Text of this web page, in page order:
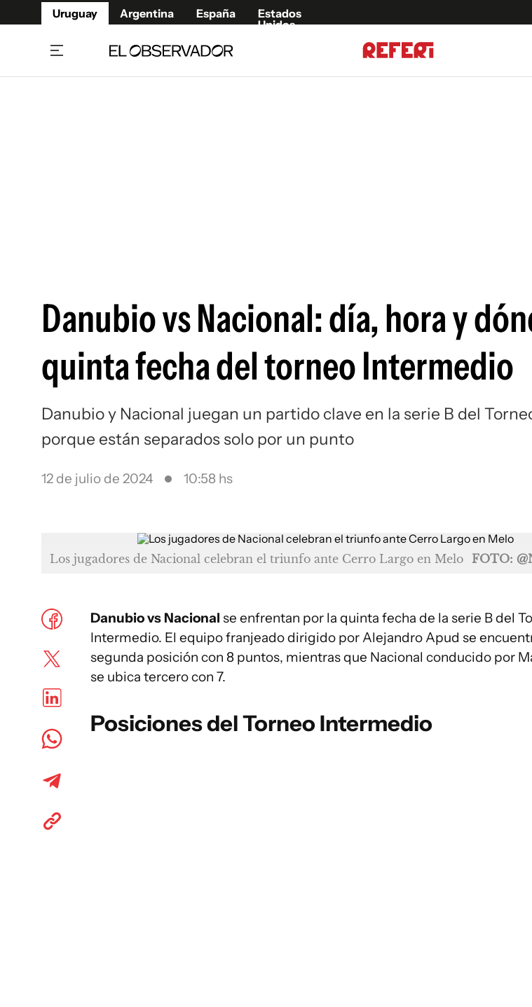
Uruguay Argentina España
Estados
Unidos
Danubio vs Nacional: día, hora y
quinta fecha del torneo Intermedio
Danubio y Nacional juegan un partido clave en la serie B del
porque están separados solo por un punto
12 de julio de 2024 10:58 hs
Los jugadores de Nacional celebran el triunfo ante Cerro Largo en Melo FOTO:
Danubio vs Nacional se enfrentan por la quinta fecha de la serie B del
Intermedio. El equipo franjeado dirigido por Alejandro Apud se
segunda posición con 8 puntos, mientras que Nacional conducido por
se ubica tercero con 7.
Posiciones del Torneo Intermedio